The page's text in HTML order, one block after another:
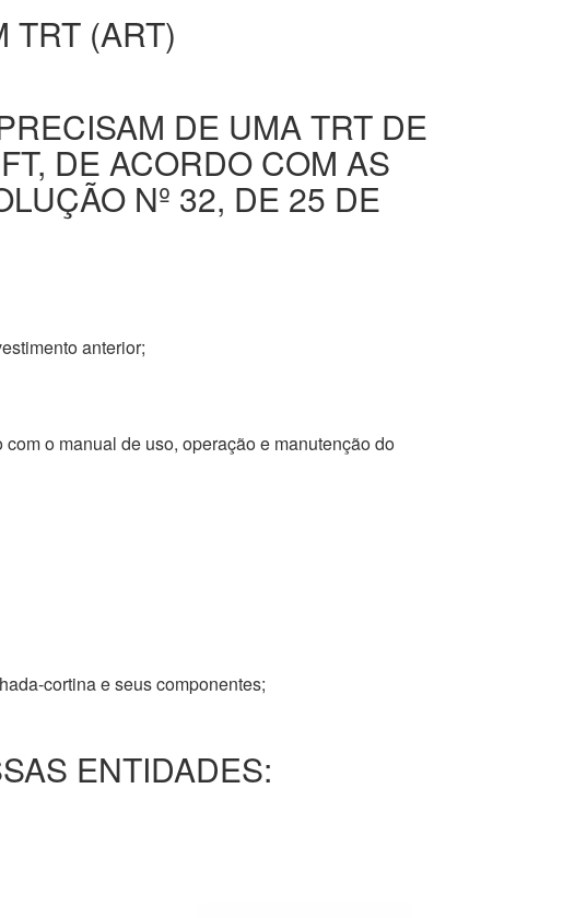
TRT (ART)
DE UMA TRT DE
DE ACORDO COM AS
Nº 32, DE 25 DE
anterior;
o manual de uso, operação e manutenção do
cortina e seus componentes;
ENTIDADES: